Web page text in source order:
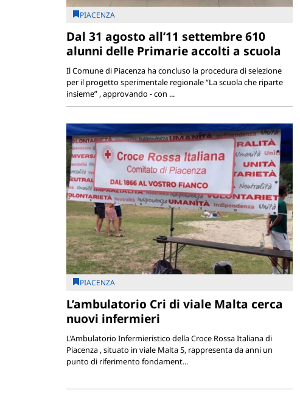
PIACENZA
Dal 31 agosto all’11 settembre 610
alunni delle Primarie accolti a scuola
Il Comune di Piacenza ha concluso la procedura di selezione
per il progetto sperimentale regionale “La scuola che riparte
insieme” , approvando - con ...
PIACENZA
L’ambulatorio Cri di viale Malta cerca
nuovi infermieri
L’Ambulatorio Infermieristico della Croce Rossa Italiana di
Piacenza , situato in viale Malta 5, rappresenta da anni un
punto di riferimento fondament...